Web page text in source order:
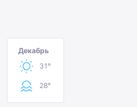
Декабрь
31°
28°